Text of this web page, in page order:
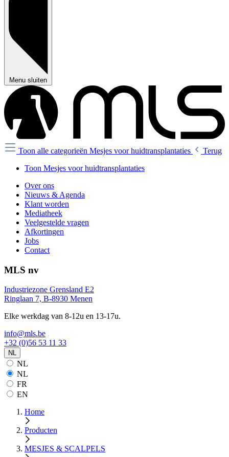
Menu sluiten
Toon alle categorieën Mesjes voor huidtransplantaties
Terug
Toon Mesjes voor huidtransplantaties
Over ons
Nieuws & Agenda
Klant worden
Mediatheek
Veelgestelde vragen
Afkortingen
Jobs
Contact
MLS nv
Industriezone Grensland E2
Ringlaan 7, B-8930 Menen
Elke werkdag van 8-12u en 13-17u.
info@mls.be
+32 (0)56 53 11 33
NL
NL
NL
FR
EN
Home
Producten
MESJES & SCALPELS